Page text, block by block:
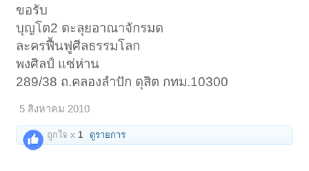
ขอรับ
บุญโต2 ตะลุยอาณาจักรมด
ละครฟื้นฟูศีลธรรมโลก
พงศิลป์ แซ่ห่าน
289/38 ถ.คลองลำปัก ดุสิต กทม.10300
5 สิงหาคม 2010
ถูกใจ x1 ดูรายการ